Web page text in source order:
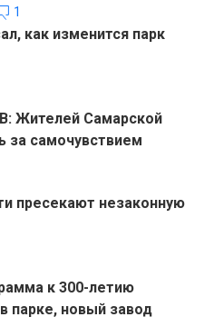
1
как изменится парк
Жителей Самарской
за самочувствием
пресекают незаконную
к 300-летию
парке, новый завод